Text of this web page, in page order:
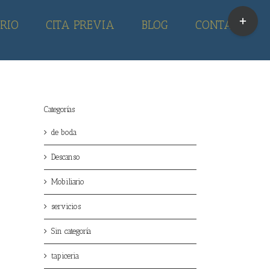
CITA PREVIA BLOG CONTACTO
Categorías
de boda
Descanso
Mobiliario
servicios
Sin categoría
tapiceria
Toggle
Sliding
Bar